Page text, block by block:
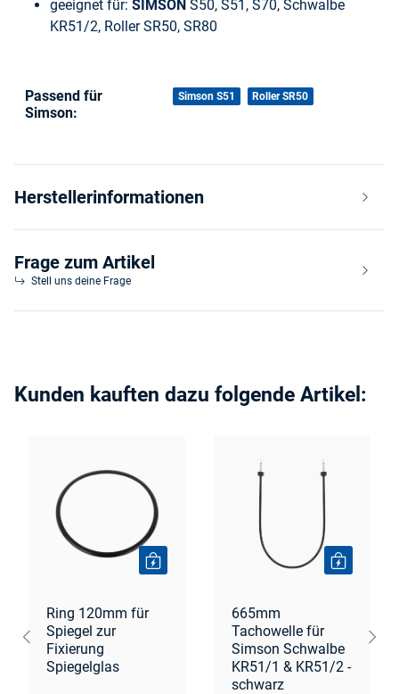
geeignet für: SIMSON S50, S51, S70, Schwalbe
KR51/2, Roller SR50, SR80
Produkteigenschaft
Wert
Passend für
Simson:
Simson S51 Roller SR50
Herstellerinformationen
Frage zum Artikel
Stell uns deine Frage
Kunden kauften dazu folgende Artikel:
Ring 120mm für
Spiegel zur
Fixierung
Spiegelglas
665mm
Tachowelle für
Simson Schwalbe
KR51/1 & KR51/2 -
schwarz